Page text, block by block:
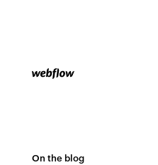
On the blog